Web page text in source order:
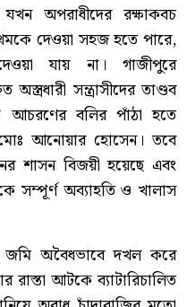
অপরাধীদের রক্ষাকবচ
দেওয়া সহজ হতে পারে,
যায় না। গাজীপুরে
সন্ত্রাসীদের তাণ্ডব
বলির পাঁঠা হতে
মোঃ আনোয়ার হোসেন। তবে
শাসন বিজয়ী হয়েছে এবং
সম্পূর্ণ অব্যাহতি ও খালাস
জমি অবৈধভাবে দখল করে
আটকে ব্যাটারিচালিত